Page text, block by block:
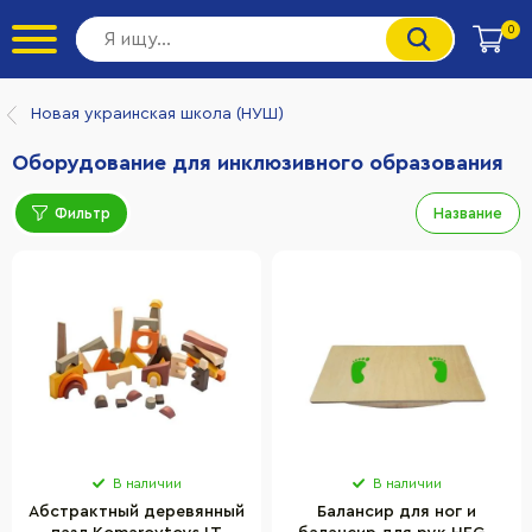
0
Новая украинская школа (НУШ)
Оборудование для инклюзивного образования
Фильтр Название
В наличии
Абстрактный деревянный
В наличии
Балансир для ног и